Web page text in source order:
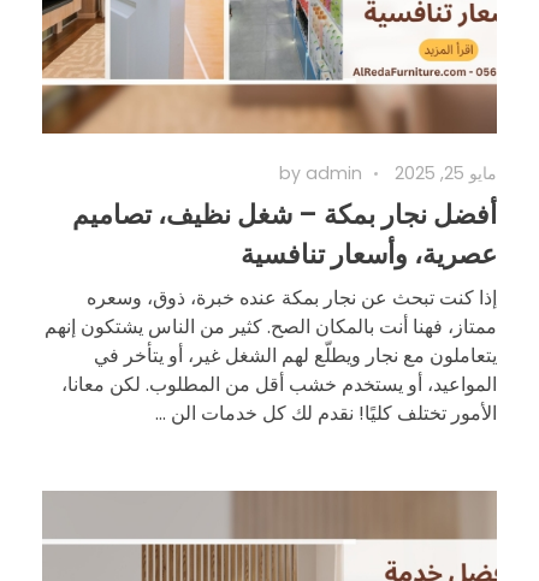
مايو 25, 2025 by admin
أفضل نجار بمكة – شغل نظيف، تصاميم
عصرية، وأسعار تنافسية
إذا كنت تبحث عن نجار بمكة عنده خبرة، ذوق، وسعره
ممتاز، فهنا أنت بالمكان الصح. كثير من الناس يشتكون إنهم
يتعاملون مع نجار ويطلّع لهم الشغل غير، أو يتأخر في
المواعيد، أو يستخدم خشب أقل من المطلوب. لكن معانا،
الأمور تختلف كليًا! نقدم لك كل خدمات الن ...